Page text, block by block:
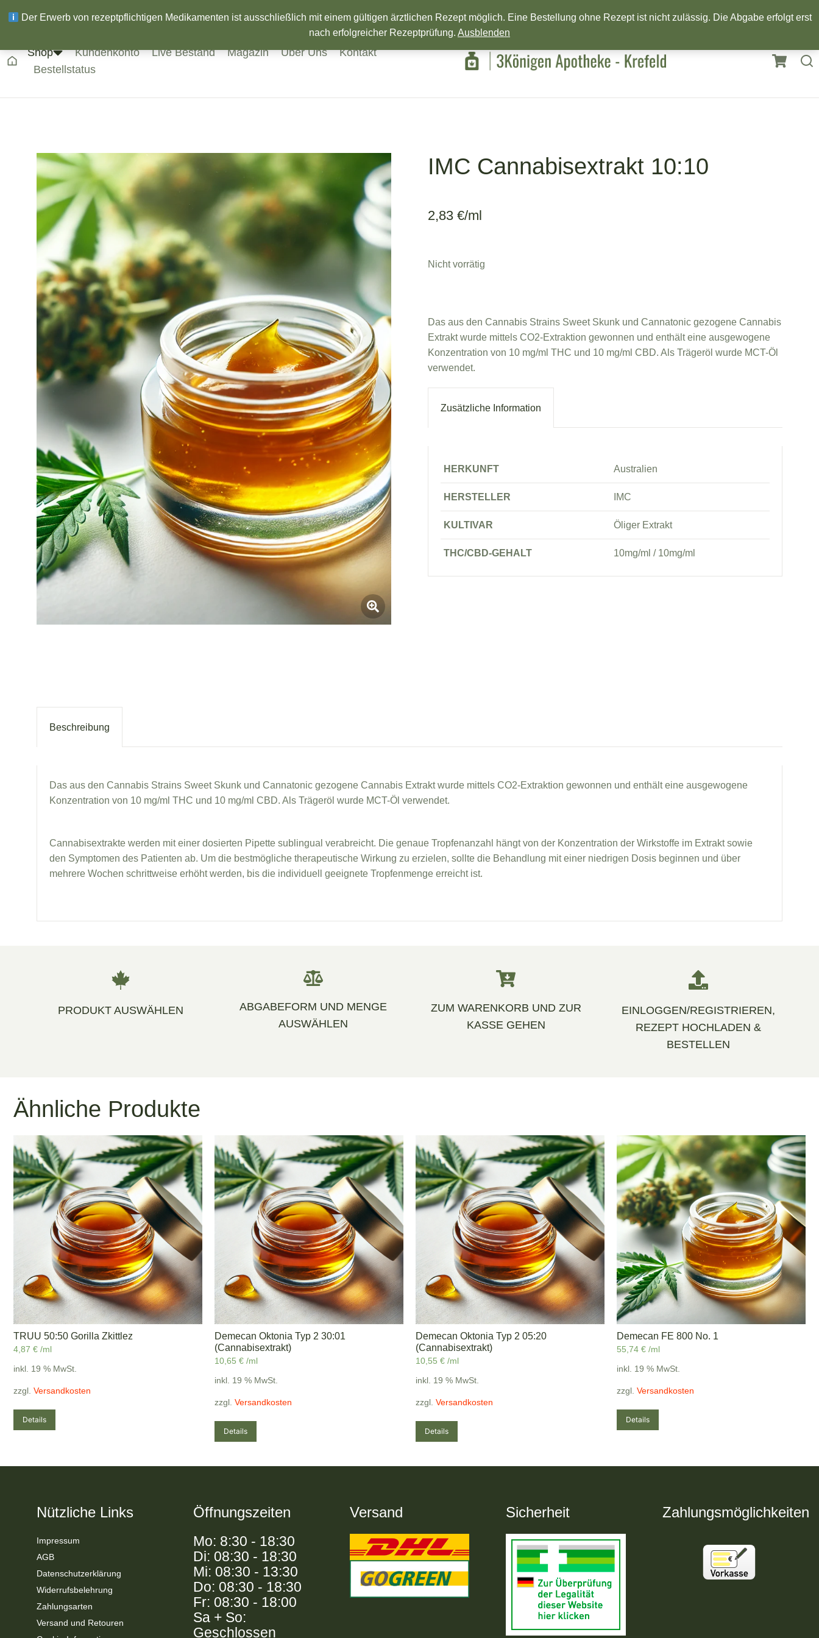
Wir wünschen ein Frohes neues Jahr!
Shop Kundenkonto Live Bestand Magazin Über Uns
Kontakt
Bestellstatus
IMC Cannabisextrakt 10:10
2,83 €/ml
Nicht vorrätig
Das aus den Cannabis Strains Sweet Skunk und Cannatonic gezogene Cannabis
Extrakt wurde mittels CO2-Extraktion gewonnen und enthält eine ausgewogene
Konzentration von 10 mg/ml THC und 10 mg/ml CBD. Als Trägeröl wurde MCT-Öl
verwendet.
Zusätzliche Information
HERKUNFT Australien
HERSTELLER IMC
KULTIVAR Öliger Extrakt
THC/CBD-GEHALT 10mg/ml / 10mg/ml
Beschreibung
Das aus den Cannabis Strains Sweet Skunk und Cannatonic gezogene Cannabis Extrakt wurde mittels CO2-Extraktion gewonnen und enthält eine ausgewogene
Konzentration von 10 mg/ml THC und 10 mg/ml CBD. Als Trägeröl wurde MCT-Öl verwendet.
Cannabisextrakte werden mit einer dosierten Pipette sublingual verabreicht. Die genaue Tropfenanzahl hängt von der Konzentration der Wirkstoffe im Extrakt sowie
den Symptomen des Patienten ab. Um die bestmögliche therapeutische Wirkung zu erzielen, sollte die Behandlung mit einer niedrigen Dosis beginnen und über
mehrere Wochen schrittweise erhöht werden, bis die individuell geeignete Tropfenmenge erreicht ist.
PRODUKT AUSWÄHLEN
ABGABEFORM UND MENGE
AUSWÄHLEN
ZUM WARENKORB UND ZUR
KASSE GEHEN
EINLOGGEN/REGISTRIEREN,
REZEPT HOCHLADEN &
BESTELLEN
Ähnliche Produkte
TRUU 50:50 Gorilla Zkittlez
4,87 € /ml
inkl. 19 % MwSt.
zzgl. Versandkosten
Details
Demecan Oktonia Typ 2 30:01
(Cannabisextrakt)
10,65 € /ml
inkl. 19 % MwSt.
zzgl. Versandkosten
Details
Demecan Oktonia Typ 2 05:20
(Cannabisextrakt)
10,55 € /ml
inkl. 19 % MwSt.
zzgl. Versandkosten
Details
Demecan FE 800 No. 1
55,74 € /ml
inkl. 19 % MwSt.
zzgl. Versandkosten
Details
Nützliche Links
Impressum
AGB
Datenschutzerklärung
Widerrufsbelehrung
Zahlungsarten
Versand und Retouren
Öffnungszeiten
Mo: 8:30 - 18:30
Di: 08:30 - 18:30
Mi: 08:30 - 13:30
Do: 08:30 - 18:30
Fr: 08:30 - 18:00
Sa + So:
Geschlossen
Versand Sicherheit Zahlungsmöglichkeiten
Der Erwerb von rezeptpflichtigen Medikamenten ist ausschließlich mit einem gültigen ärztlichen Rezept möglich. Eine Bestellung ohne Rezept ist nicht zulässig. Die Abgabe erfolgt erst
nach erfolgreicher Rezeptprüfung. Ausblenden